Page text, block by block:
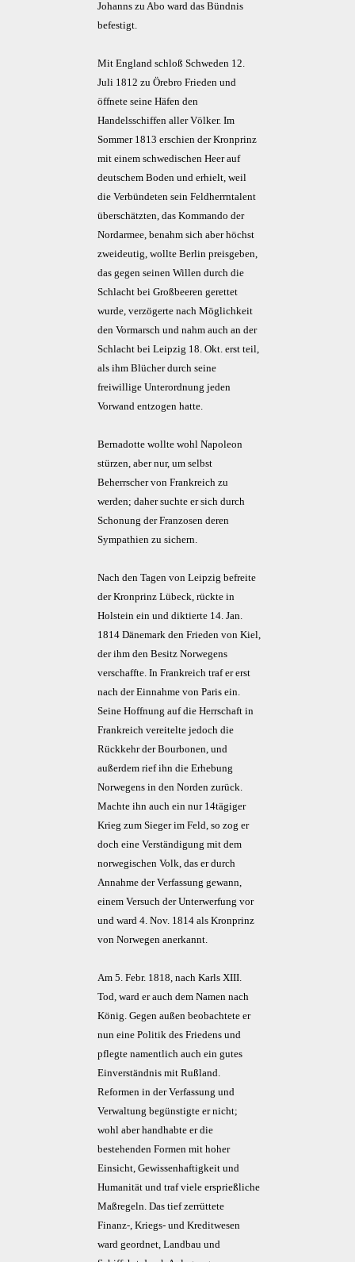
Johanns zu Abo ward das Bündnis
befestigt.
Mit England schloß Schweden 12.
Juli 1812 zu Örebro Frieden und
öffnete seine Häfen den
Handelsschiffen aller Völker. Im
Sommer 1813 erschien der Kronprinz
mit einem schwedischen Heer auf
deutschem Boden und erhielt, weil
die Verbündeten sein Feldherrntalent
überschätzten, das Kommando der
Nordarmee, benahm sich aber höchst
zweideutig, wollte Berlin preisgeben,
das gegen seinen Willen durch die
Schlacht bei Großbeeren gerettet
wurde, verzögerte nach Möglichkeit
den Vormarsch und nahm auch an der
Schlacht bei Leipzig 18. Okt. erst teil,
als ihm Blücher durch seine
freiwillige Unterordnung jeden
Vorwand entzogen hatte.
Bernadotte wollte wohl Napoleon
stürzen, aber nur, um selbst
Beherrscher von Frankreich zu
werden; daher suchte er sich durch
Schonung der Franzosen deren
Sympathien zu sichern.
Nach den Tagen von Leipzig befreite
der Kronprinz Lübeck, rückte in
Holstein ein und diktierte 14. Jan.
1814 Dänemark den Frieden von Kiel,
der ihm den Besitz Norwegens
verschaffte. In Frankreich traf er erst
nach der Einnahme von Paris ein.
Seine Hoffnung auf die Herrschaft in
Frankreich vereitelte jedoch die
Rückkehr der Bourbonen, und
außerdem rief ihn die Erhebung
Norwegens in den Norden zurück.
Machte ihn auch ein nur 14tägiger
Krieg zum Sieger im Feld, so zog er
doch eine Verständigung mit dem
norwegischen Volk, das er durch
Annahme der Verfassung gewann,
einem Versuch der Unterwerfung vor
und ward 4. Nov. 1814 als Kronprinz
von Norwegen anerkannt.
Am 5. Febr. 1818, nach Karls XIII.
Tod, ward er auch dem Namen nach
König. Gegen außen beobachtete er
nun eine Politik des Friedens und
pflegte namentlich auch ein gutes
Einverständnis mit Rußland.
Reformen in der Verfassung und
Verwaltung begünstigte er nicht;
wohl aber handhabte er die
bestehenden Formen mit hoher
Einsicht, Gewissenhaftigkeit und
Humanität und traf viele ersprießliche
Maßregeln. Das tief zerrüttete
Finanz-, Kriegs- und Kreditwesen
ward geordnet, Landbau und